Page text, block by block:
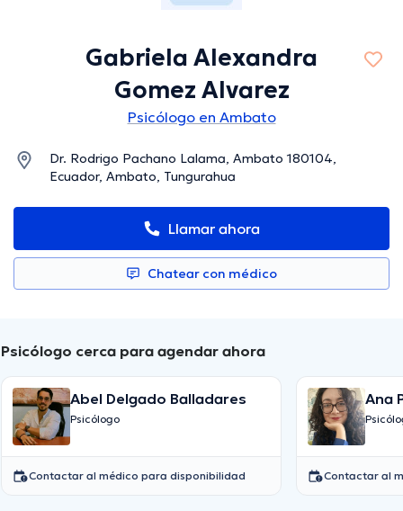
Gabriela Alexandra
Gomez Alvarez
Psicólogo en Ambato
Dr. Rodrigo Pachano Lalama, Ambato 180104,
Ecuador, Ambato, Tungurahua
Llamar ahora
Chatear con médico
Psicólogo cerca para agendar ahora
Abel Delgado Balladares
Psicólogo
Contactar al médico para disponibilidad
Ana
Contactar al